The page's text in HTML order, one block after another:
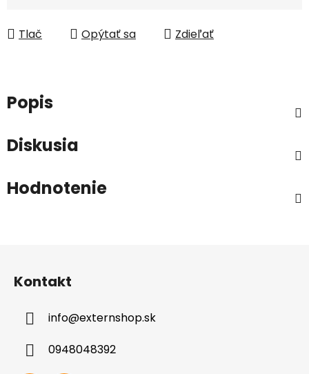
Tlač Opýtať sa Zdieľať
Popis
Diskusia
Hodnotenie
Kontakt
info@externshop.sk
0948048392